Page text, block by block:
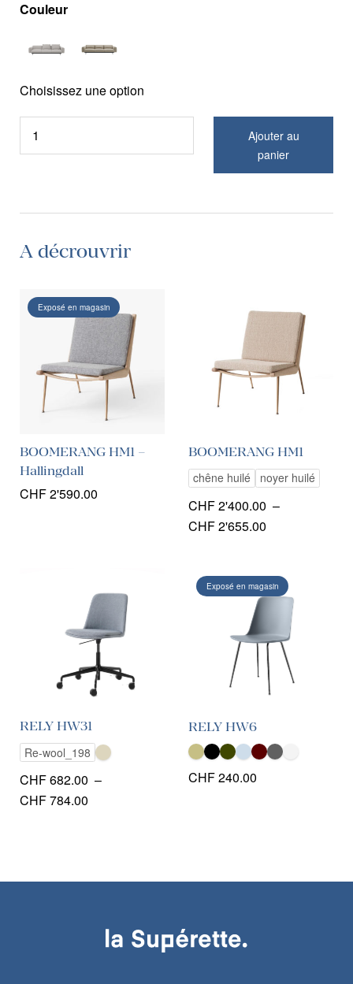
Couleur
Choisissez une option
Ajouter au
panier
A décrouvrir
BOOMERANG HM1 –
Hallingdall
CHF2'590.00
Exposé en magasin
BOOMERANG HM1
chêne huilé
noyer huilé
CHF2'400.00 –
CHF2'655.00
CHF 2'400.00
CHF 2'655.00
RELY HW31
Re-wool_198
CHF682.00 –
CHF784.00
à
RELY HW6
CHF240.00
Exposé en magasin